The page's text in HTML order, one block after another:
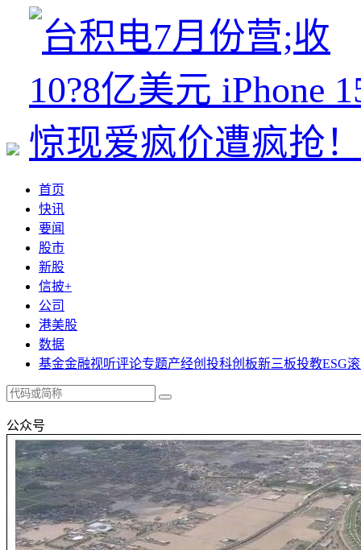
首页
快讯
要闻
股市
新股
信披+
公司
港美股
数据
基金金融视听评论专题产经创投科创板新三板投教ESG
公众号